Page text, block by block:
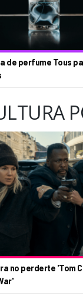
de perfume Tous
no perderte 'Tom